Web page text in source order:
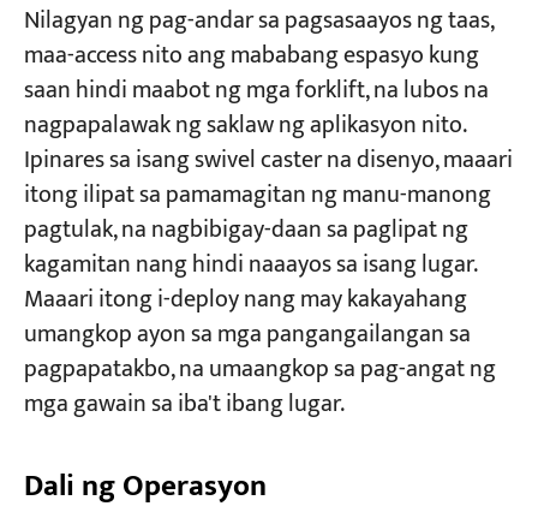
Nilagyan ng pag-andar sa pagsasaayos ng taas,
maa-access nito ang mababang espasyo kung
saan hindi maabot ng mga forklift, na lubos na
nagpapalawak ng saklaw ng aplikasyon nito.
Ipinares sa isang swivel caster na disenyo, maaari
itong ilipat sa pamamagitan ng manu-manong
pagtulak, na nagbibigay-daan sa paglipat ng
kagamitan nang hindi naaayos sa isang lugar.
Maaari itong i-deploy nang may kakayahang
umangkop ayon sa mga pangangailangan sa
pagpapatakbo, na umaangkop sa pag-angat ng
mga gawain sa iba't ibang lugar.
Dali ng Operasyon